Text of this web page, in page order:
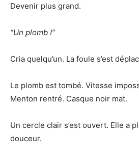
Devenir plus grand.
“Un plomb !”
Cria quelqu’un. La foule s’est
Le plomb est tombé. Vitesse
Menton rentré. Casque noir mat.
Un cercle clair s’est ouvert. Elle a
douceur.